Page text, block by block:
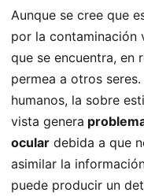
Aunque se cree que
por la contaminación
que se encuentra, en
permea a otros
humanos, la sobre
vista genera
ocular debida a que
asimilar la
puede producir un